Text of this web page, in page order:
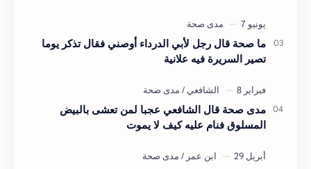
ما صحة قال رجل لأبي الدرداء أوصني فقال تذكر يوما
تصير السريرة فيه علانية
مدى صحة قال الشافعي عجبا لمن تعشى بالبيض
المسلوق فنام عليه كيف لا يموت